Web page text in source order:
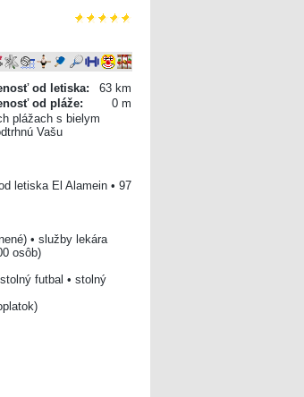
od letiska:
63 km
od pláže:
0 m
plážach s bielym
Vašu
letiska El Alamein • 97
• služby lekára
osôb)
futbal • stolný